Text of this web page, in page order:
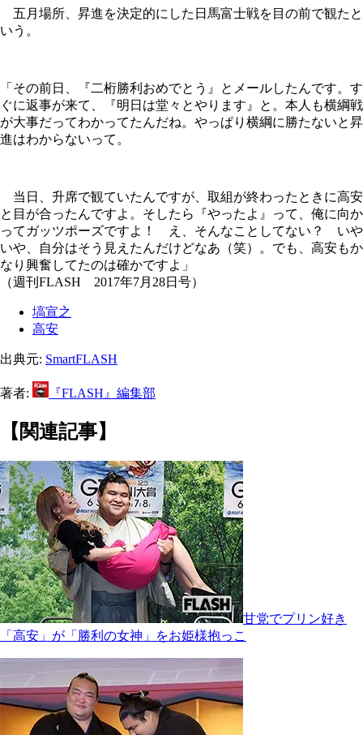
五月場所、昇進を決定的にした日馬富士戦を目の前で観たと
いう。
「その前日、『二桁勝利おめでとう』とメールしたんです。す
ぐに返事が来て、『明日は堂々とやります』と。本人も横綱戦
が大事だってわかってたんだね。やっぱり横綱に勝たないと昇
進はわからないって。
当日、升席で観ていたんですが、取組が終わったときに高安
と目が合ったんですよ。そしたら『やったよ』って、俺に向か
ってガッツポーズですよ！ え、そんなことしてない？ いや
いや、自分はそう見えたんだけどなあ（笑）。でも、高安もか
なり興奮してたのは確かですよ」
（週刊FLASH 2017年7月28日号）
塙宣之
高安
出典元: SmartFLASH
著者: 『FLASH』編集部
【関連記事】
甘党でプリン好き
「高安」が「勝利の女神」をお姫様抱っこ